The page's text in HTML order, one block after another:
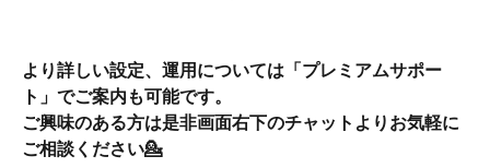
より詳しい設定、運用については「プレミアムサポー
ト」でご案内も可能です。
ご興味のある方は是非画面右下のチャットよりお気軽に
ご相談ください💁